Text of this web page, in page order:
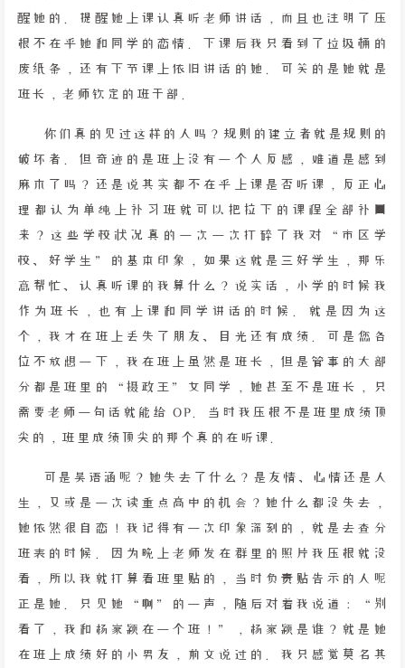
醒她的。提醒她上课认真听老师讲话，而且也注明了压
根不在乎她和同学的恋情。下课后我只看到了垃圾桶的
废纸条，还有下节课上依旧讲话的她。可笑的是她就是
班长，老师钦定的班干部。
你们真的见过这样的人吗？规则的建立者就是规则的
破坏者。但奇迹的是班上没有一个人反感，难道是感到
麻木了吗？还是说其实都不在乎上课是否听课，反正心
理都认为单纯上补习班就可以把拉下的课程全部补回
来？这些学校状况真的一次一次打碎了我对“市区学
校、好学生”的基本印象，如果这就是三好学生，那乐
意帮忙、认真听课的我算什么？说实话，小学的时候我
作为班长，也有上课和同学讲话的时候。就是因为这
个，我才在班上丢失了朋友、目光还有成绩。可是您各
位不放想一下，我在班上虽然是班长，但是管事的大部
分都是班里的“摄政王”女同学，她甚至不是班长，只
需要老师一句话就能给 OP。当时我压根不是班里成绩顶
尖的，班里成绩顶尖的那个真的在听课。
可是吴语涵呢？她失去了什么？是友情、心情还是人
生，又或是一次读重点高中的机会？她什么都没失去，
她依然很自恋！我记得有一次印象深刻的，就是去查分
班表的时候。因为晚上老师发在群里的照片我压根就没
看，所以我就打算看班里贴的，当时负责贴告示的人呢
正是她。只见她“啊”的一声，随后对着我说道：“别
看了，我和杨家颖在一个班！”，杨家颖是谁？就是她
在班上成绩好的小男友，前文说过的。我只感觉莫名其